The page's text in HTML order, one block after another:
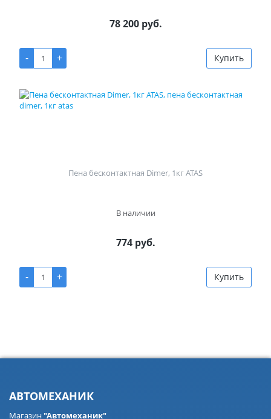
78 200 руб.
- + Купить
Пена бесконтактная Dimer, 1кг ATAS
В наличии
774 руб.
- + Купить
АВТОМЕХАНИК
Магазин"Автомеханик"